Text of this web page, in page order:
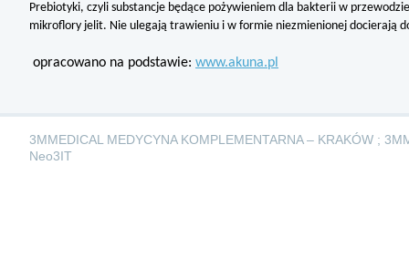
Prebiotyki, czyli substancje będące pożywieniem dla bakterii w
mikroflory jelit. Nie ulegają trawieniu i w formie niezmienionej docierają
opracowano na podstawie: www.akuna.pl
3MMEDICAL MEDYCYNA KOMPLEMENTARNA – KRAKÓW ;
Neo3IT